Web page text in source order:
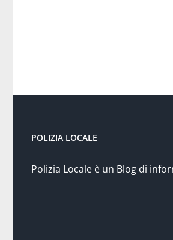
POLIZIA LOCALE
Polizia Locale è un Blog di